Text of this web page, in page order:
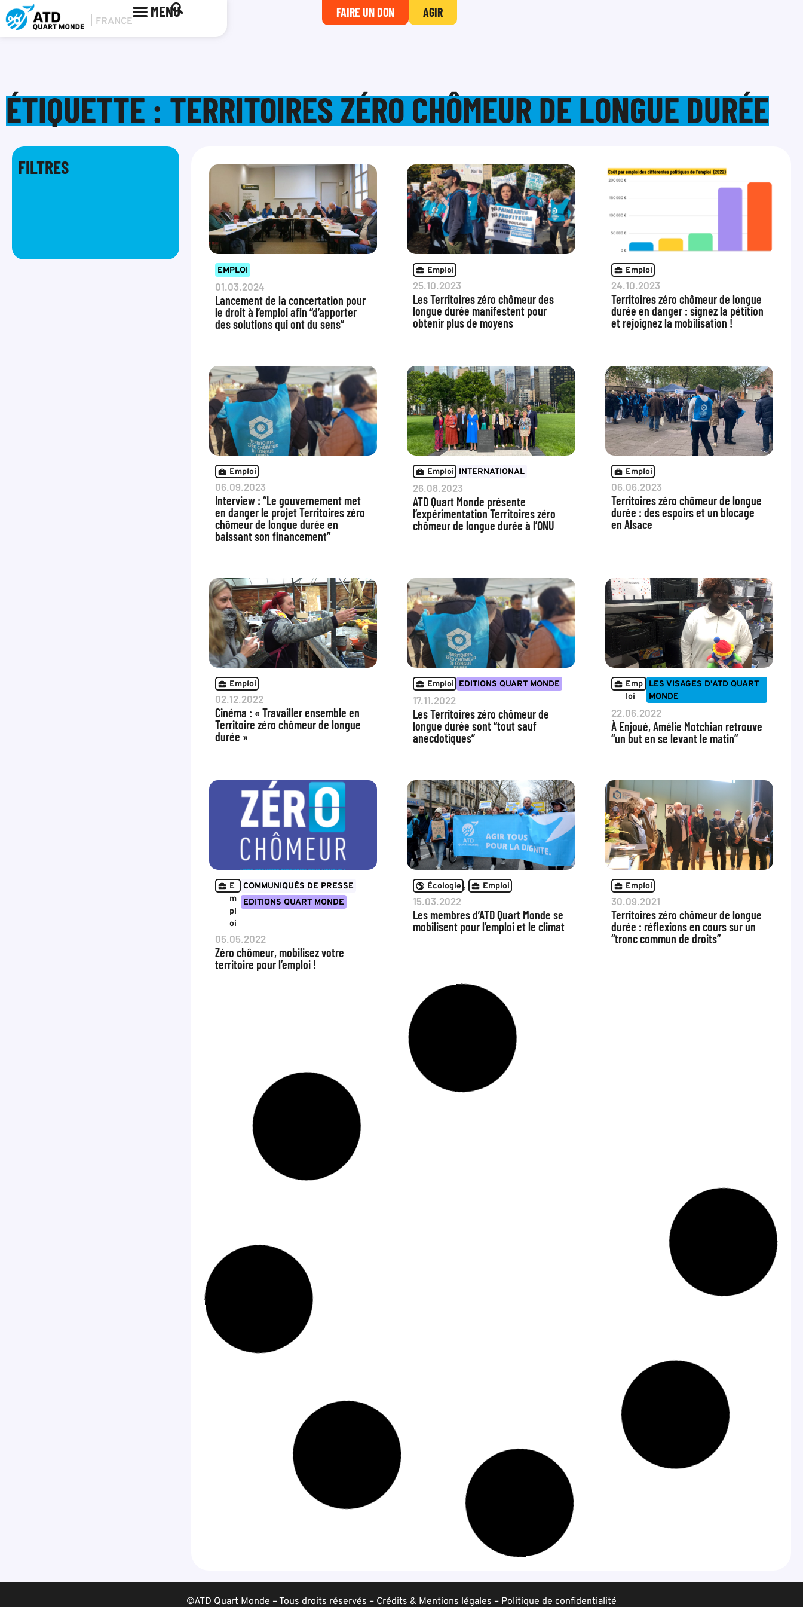
MENU FAIRE UN DON AGIR
ÉTIQUETTE : TERRITOIRES ZÉRO CHÔMEUR DE LONGUE DURÉE
FILTRES
EMPLOI
01.03.2024
Lancement de la concertation pour
le droit à l’emploi afin “d’apporter
des solutions qui ont du sens”
Emploi
25.10.2023
Les Territoires zéro chômeur des
longue durée manifestent pour
obtenir plus de moyens
Emploi
24.10.2023
Territoires zéro chômeur de longue
durée en danger : signez la pétition
et rejoignez la mobilisation !
Emploi
06.09.2023
Interview : “Le gouvernement met
en danger le projet Territoires zéro
chômeur de longue durée en
baissant son financement”
Emploi INTERNATIONAL
26.08.2023
ATD Quart Monde présente
l’expérimentation Territoires zéro
chômeur de longue durée à l’ONU
Emploi
06.06.2023
Territoires zéro chômeur de longue
durée : des espoirs et un blocage
en Alsace
Emploi
02.12.2022
Cinéma : « Travailler ensemble en
Territoire zéro chômeur de longue
durée »
Emploi EDITIONS QUART MONDE
17.11.2022
Les Territoires zéro chômeur de
longue durée sont “tout sauf
anecdotiques”
Emp
loi
LES VISAGES D'ATD QUART
MONDE
22.06.2022
À Enjoué, Amélie Motchian retrouve
“un but en se levant le matin”
E
m
pl
oi
COMMUNIQUÉS DE PRESSE
EDITIONS QUART MONDE
05.05.2022
Zéro chômeur, mobilisez votre
territoire pour l’emploi !
Écologie , Emploi
15.03.2022
Les membres d’ATD Quart Monde se
mobilisent pour l’emploi et le climat
Emploi
30.09.2021
Territoires zéro chômeur de longue
durée : réflexions en cours sur un
“tronc commun de droits”
©ATD Quart Monde – Tous droits réservés – Crédits & Mentions légales – Politique de confidentialité